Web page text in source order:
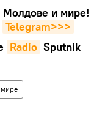
Молдове и мире!
Telegram>>>
Radio Sputnik